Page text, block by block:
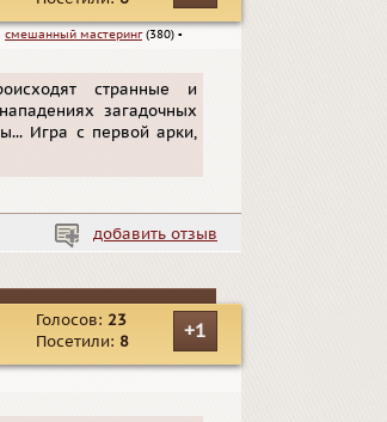
смешанный мастеринг(380) ▪
странные и
загадочных
Игра с первой арки,
добавить отзыв
+1
Голосов: 23
Посетили: 8